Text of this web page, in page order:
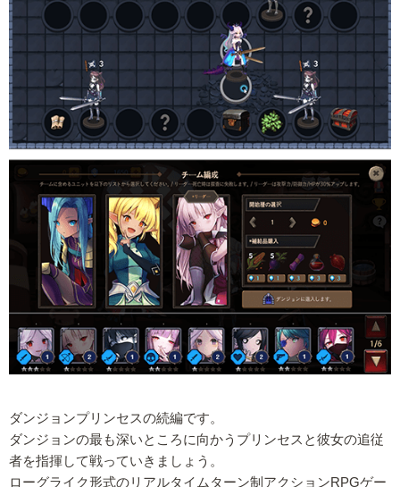
ダンジョンプリンセスの続編です。
ダンジョンの最も深いところに向かうプリンセスと彼女の追従
者を指揮して戦っていきましょう。
ローグライク形式のリアルタイムターン制アクションRPGゲー